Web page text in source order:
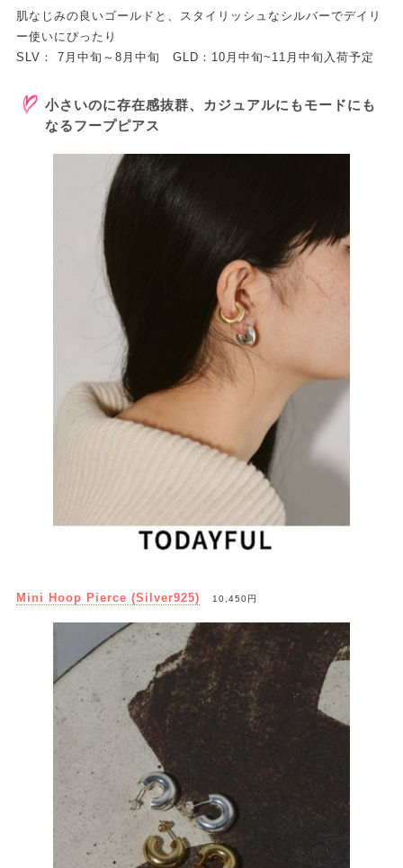
肌なじみの良いゴールドと、スタイリッシュなシルバーでデイリ
ー使いにぴったり
SLV： 7月中旬～8月中旬 GLD：10月中旬~11月中旬入荷予定
小さいのに存在感抜群、カジュアルにもモードにも
なるフープピアス
Mini Hoop Pierce (Silver925) 10,450円